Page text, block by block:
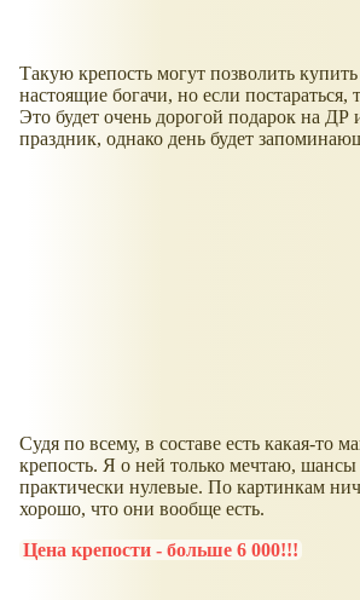
Такую крепость могут позволить купить
настоящие богачи, но если
Это будет очень дорогой подарок на
праздник, однако день будет
Судя по всему, в составе есть какая-то
крепость. Я о ней только мечтаю, шансы
практически нулевые. По картинкам
хорошо, что они вообще есть.
Цена крепости - больше 6 000!!!